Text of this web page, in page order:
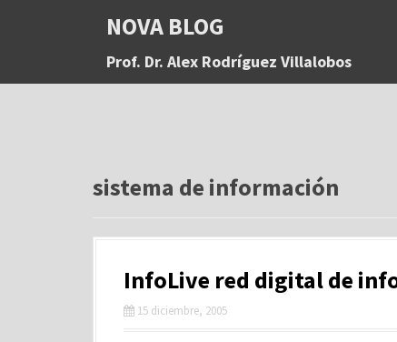
a
NOVA BLOG
Prof. Dr. Alex Rodríguez Villalobos
sistema de información
InfoLive red digital de
15 diciembre, 2005